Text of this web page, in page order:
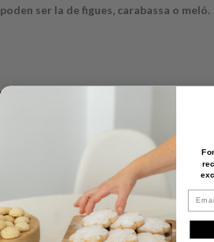
poden ser la de figues, carabassa o meló.
Email